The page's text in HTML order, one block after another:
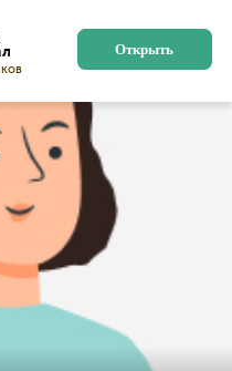
Поиск работы и работников
Открыть